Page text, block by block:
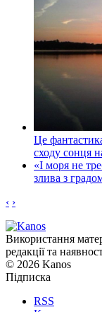
Це
сходу сонця
«І моря не
злива з
‹ ›
Використання
редакції та
© 2026 Kanos
Підписка
RSS